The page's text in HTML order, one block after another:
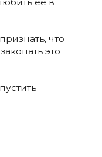
ее в
что
это